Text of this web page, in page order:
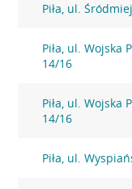
Piła, ul.
Piła, ul. Wojska
14/16
Piła, ul. Wojska
14/16
Piła, ul.